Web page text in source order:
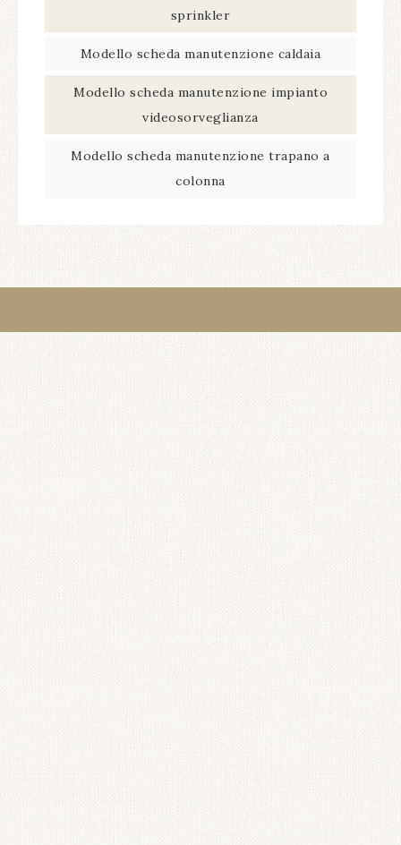
sprinkler​
Modello scheda manutenzione caldaia​
Modello scheda manutenzione impianto
videosorveglianza​
Modello scheda manutenzione trapano a
colonna​